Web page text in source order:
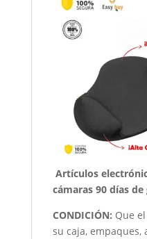
Artículos
cámaras 90 días
CONDICIÓN: Que
su caja, empaques,